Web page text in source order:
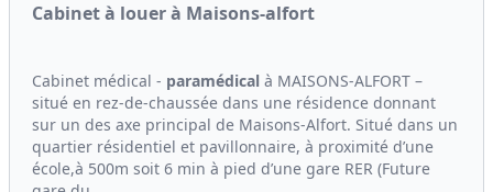
Cabinet à louer à Maisons-alfort
Cabinet médical - paramédical à MAISONS-ALFORT –
situé en rez-de-chaussée dans une résidence donnant
sur un des axe principal de Maisons-Alfort. Situé dans un
quartier résidentiel et pavillonnaire, à proximité d’une
école,à 500m soit 6 min à pied d’une gare RER (Future